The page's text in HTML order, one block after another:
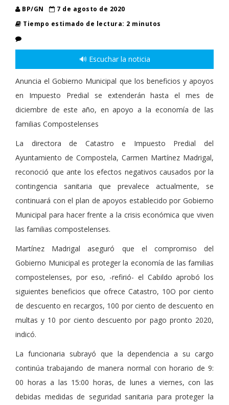
BP/GN
7 de agosto de 2020
Tiempo estimado de lectura: 2 minutos
🔊 Escuchar la noticia
Anuncia el Gobierno Municipal que los beneficios y apoyos
en Impuesto Predial se extenderán hasta el mes de
diciembre de este año, en apoyo a la economía de las
familias Compostelenses
La directora de Catastro e Impuesto Predial del
Ayuntamiento de Compostela, Carmen Martínez Madrigal,
reconoció que ante los efectos negativos causados por la
contingencia sanitaria que prevalece actualmente, se
continuará con el plan de apoyos establecido por Gobierno
Municipal para hacer frente a la crisis económica que viven
las familias compostelenses.
Martínez Madrigal aseguró que el compromiso del
Gobierno Municipal es proteger la economía de las familias
compostelenses, por eso, -refirió- el Cabildo aprobó los
siguientes beneficios que ofrece Catastro, 10O por ciento
de descuento en recargos, 100 por ciento de descuento en
multas y 10 por ciento descuento por pago pronto 2020,
indicó.
La funcionaria subrayó que la dependencia a su cargo
continúa trabajando de manera normal con horario de 9:
00 horas a las 15:00 horas, de lunes a viernes, con las
debidas medidas de seguridad sanitaria para proteger la